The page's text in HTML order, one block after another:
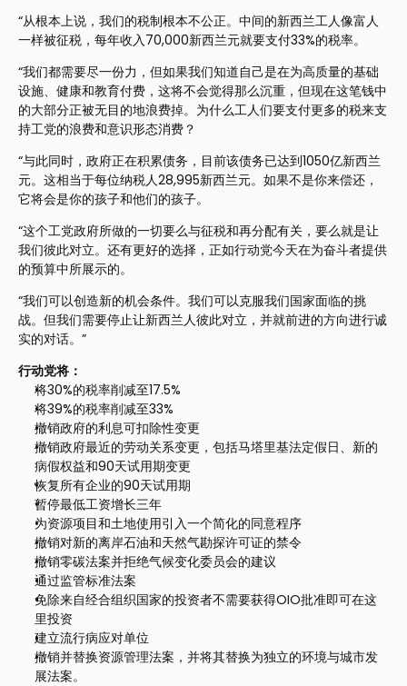
“从根本上说，我们的税制根本不公正。中间的新西兰工人像富人
一样被征税，每年收入70,000新西兰元就要支付33%的税率。
“我们都需要尽一份力，但如果我们知道自己是在为高质量的基础
设施、健康和教育付费，这将不会觉得那么沉重，但现在这笔钱中
的大部分正被无目的地浪费掉。为什么工人们要支付更多的税来支
持工党的浪费和意识形态消费？
“与此同时，政府正在积累债务，目前该债务已达到1050亿新西兰
元。这相当于每位纳税人28,995新西兰元。如果不是你来偿还，
它将会是你的孩子和他们的孩子。
“这个工党政府所做的一切要么与征税和再分配有关，要么就是让
我们彼此对立。还有更好的选择，正如行动党今天在为奋斗者提供
的预算中所展示的。
“我们可以创造新的机会条件。我们可以克服我们国家面临的挑
战。但我们需要停止让新西兰人彼此对立，并就前进的方向进行诚
实的对话。”
行动党将：
将30%的税率削减至17.5%
将39%的税率削减至33%
撤销政府的利息可扣除性变更
撤销政府最近的劳动关系变更，包括马塔里基法定假日、新的
病假权益和90天试用期变更
恢复所有企业的90天试用期
暂停最低工资增长三年
为资源项目和土地使用引入一个简化的同意程序
撤销对新的离岸石油和天然气勘探许可证的禁令
撤销零碳法案并拒绝气候变化委员会的建议
通过监管标准法案
免除来自经合组织国家的投资者不需要获得OIO批准即可在这
里投资
建立流行病应对单位
撤销并替换资源管理法案，并将其替换为独立的环境与城市发
展法案。